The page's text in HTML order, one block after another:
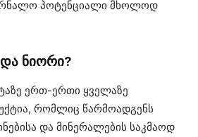
პოტენციალი მხოლოდ
ნიორი?
ერთ-ერთი ყველაზე
რომლიც წარმოადგენს
და მინერალების საკმაოდ